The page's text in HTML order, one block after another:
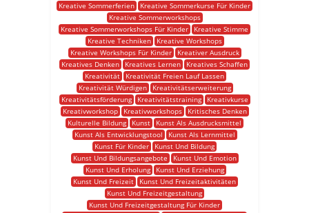
Kreative Sommerferien
Kreative Sommerkurse Für Kinder
Kreative Sommerworkshops
Kreative Sommerworkshops Für Kinder
Kreative Stimme
Kreative Techniken
Kreative Workshops
Kreative Workshops Für Kinder
Kreativer Ausdruck
Kreatives Denken
Kreatives Lernen
Kreatives Schaffen
Kreativität
Kreativität Freien Lauf Lassen
Kreativität Würdigen
Kreativitätserweiterung
Kreativitätsförderung
Kreativitätstraining
Kreativkurse
Kreativworkshop
Kreativworkshops
Kritisches Denken
Kulturelle Bildung
Kunst
Kunst Als Ausdrucksmittel
Kunst Als Entwicklungstool
Kunst Als Lernmittel
Kunst Für Kinder
Kunst Und Bildung
Kunst Und Bildungsangebote
Kunst Und Emotion
Kunst Und Erholung
Kunst Und Erziehung
Kunst Und Freizeit
Kunst Und Freizeitaktivitäten
Kunst Und Freizeitgestaltung
Kunst Und Freizeitgestaltung Für Kinder